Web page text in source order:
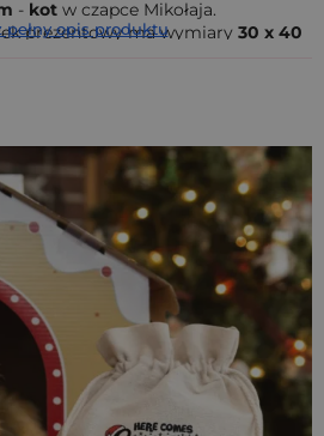
- kot w czapce Mikołaja.
prezentowy ma wymiary 30 x 40
dla bliskich, pamiętaj
przyjacielu! Zadbaj także o
Specjalnie dla Ciebie
worek z uroczym
czarnego kota . To idealne
kota i świetny gadżet dla
roku Twój kot będzie z radości
czworonożnego przyjaciela
czworonożny przyjaciel zasługuje
pełny opis produktu